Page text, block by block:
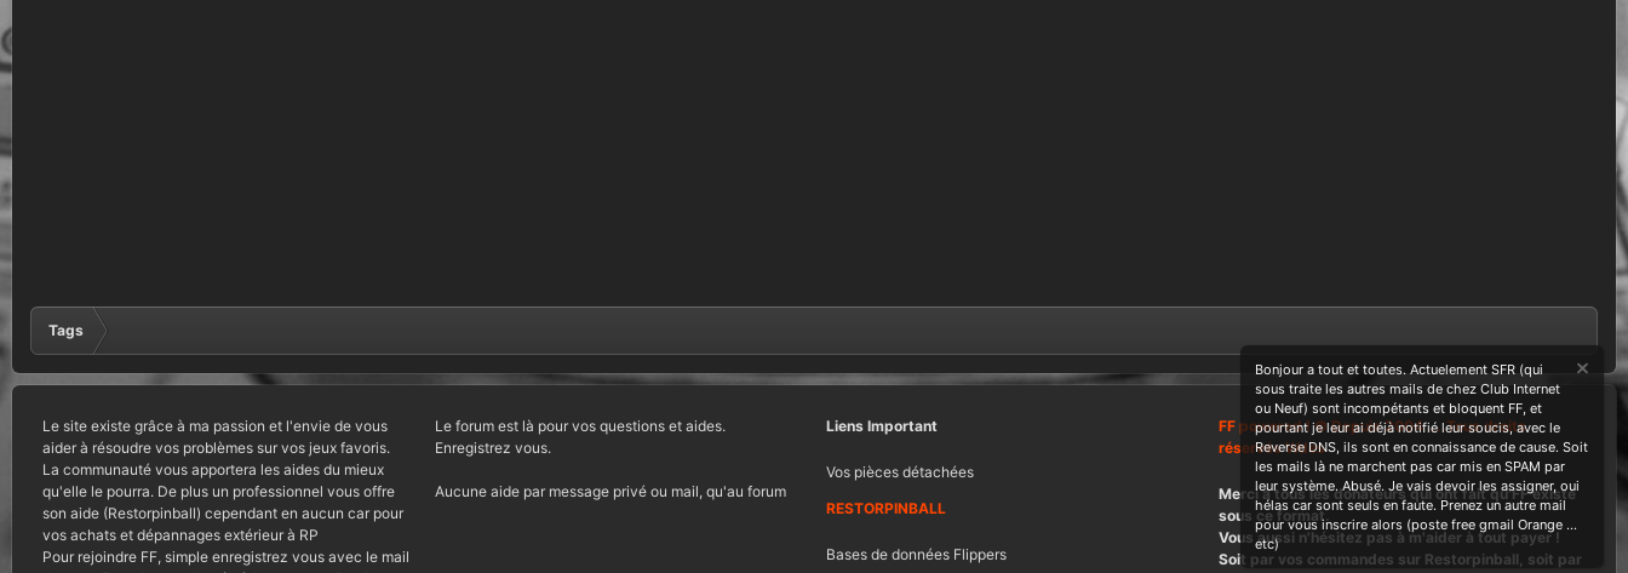
Tags
Le site existe grâce à ma passion et l'envie de vous
aider à résoudre vos problèmes sur vos jeux favoris.
La communauté vous apportera les aides du mieux
qu'elle le pourra. De plus un professionnel vous offre
son aide (Restorpinball) cependant en aucun car pour
vos achats et dépannages extérieur à RP
Pour rejoindre FF, simple enregistrez vous avec le mail
Le forum est là pour vos questions et aides.
Enregistrez vous.
Aucune aide par message privé ou mail, qu'au forum
Liens Important
Vos pièces détachées
RESTORPINBALL
Bases de données Flippers
FF powered ! © Depuis 2004 ....Tous droits
réservés Wdes
Merci à tous les donateurs qui ont fait qu'FF existe
sous ce format.
Vous aussi n'hésitez pas à m'aider à tout payer !
Soit par vos commandes sur Restorpinball, soit par
Bonjour a tout et toutes. Actuelement SFR (qui
sous traite les autres mails de chez Club Internet
ou Neuf) sont incompétants et bloquent FF, et
pourtant je leur ai déjà notifié leur soucis, avec le
Reverse DNS, ils sont en connaissance de cause. Soit
les mails là ne marchent pas car mis en SPAM par
leur système. Abusé. Je vais devoir les assigner, oui
hélas car sont seuls en faute. Prenez un autre mail
pour vous inscrire alors (poste free gmail Orange ...
etc)